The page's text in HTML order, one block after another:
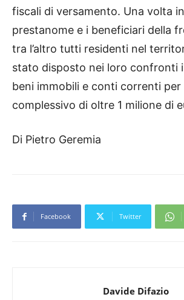
fiscali di versamento. Una volta
prestanome e i beneficiari della
tra l’altro tutti residenti nel
stato disposto nei loro confronti
beni immobili e conti correnti
complessivo di oltre 1 milione di
Di Pietro Geremia
Facebook Twitter
Davide Difazio